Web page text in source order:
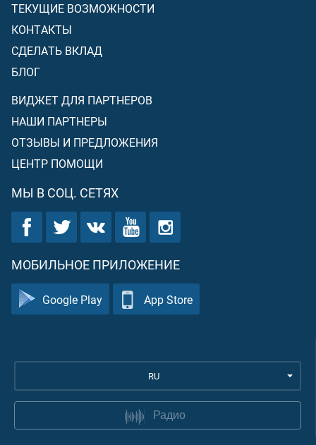
ТЕКУЩИЕ ВОЗМОЖНОСТИ
КОНТАКТЫ
СДЕЛАТЬ ВКЛАД
БЛОГ
ВИДЖЕТ ДЛЯ ПАРТНЕРОВ
НАШИ ПАРТНЕРЫ
ОТЗЫВЫ И ПРЕДЛОЖЕНИЯ
ЦЕНТР ПОМОЩИ
МЫ В СОЦ. СЕТЯХ
МОБИЛЬНОЕ ПРИЛОЖЕНИЕ
Google Play App Store
RU
Радио